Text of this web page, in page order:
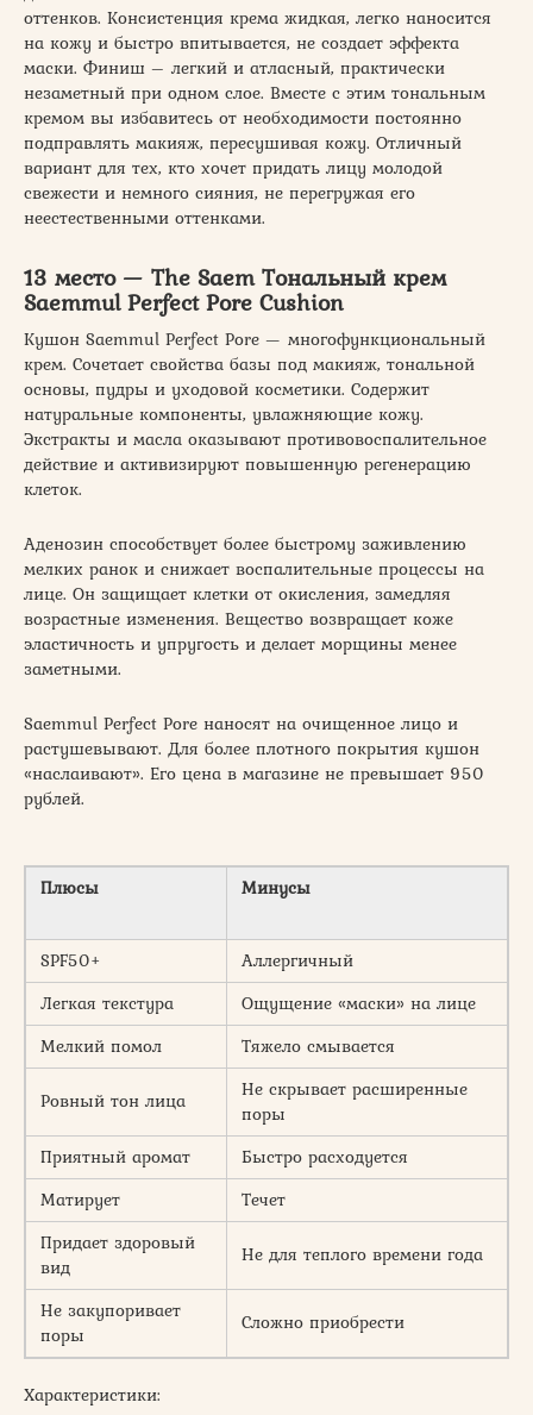
оттенков. Консистенция крема жидкая, легко наносится
на кожу и быстро впитывается, не создает эффекта
маски. Финиш – легкий и атласный, практически
незаметный при одном слое. Вместе с этим тональным
кремом вы избавитесь от необходимости постоянно
подправлять макияж, пересушивая кожу. Отличный
вариант для тех, кто хочет придать лицу молодой
свежести и немного сияния, не перегружая его
неестественными оттенками.
13 место — The Saem Тональный крем
Saemmul Perfect Pore Cushion
Кушон Saemmul Perfect Pore — многофункциональный
крем. Сочетает свойства базы под макияж, тональной
основы, пудры и уходовой косметики. Содержит
натуральные компоненты, увлажняющие кожу.
Экстракты и масла оказывают противовоспалительное
действие и активизируют повышенную регенерацию
клеток.
Аденозин способствует более быстрому заживлению
мелких ранок и снижает воспалительные процессы на
лице. Он защищает клетки от окисления, замедляя
возрастные изменения. Вещество возвращает коже
эластичность и упругость и делает морщины менее
заметными.
Saemmul Perfect Pore наносят на очищенное лицо и
растушевывают. Для более плотного покрытия кушон
«наслаивают». Его цена в магазине не превышает 950
рублей.
Плюсы Минусы
SPF50+
Аллергичный
Легкая текстура
Ощущение «маски» на лице
Мелкий помол
Тяжело смывается
Ровный тон лица
Не скрывает расширенные
поры
Приятный аромат
Быстро расходуется
Матирует
Течет
Придает здоровый
вид
Не для теплого времени года
Не закупоривает
поры
Сложно приобрести
Характеристики: